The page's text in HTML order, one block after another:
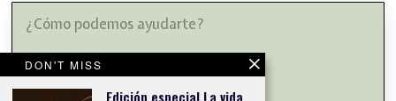
DON'T MISS
Edición especial La vida